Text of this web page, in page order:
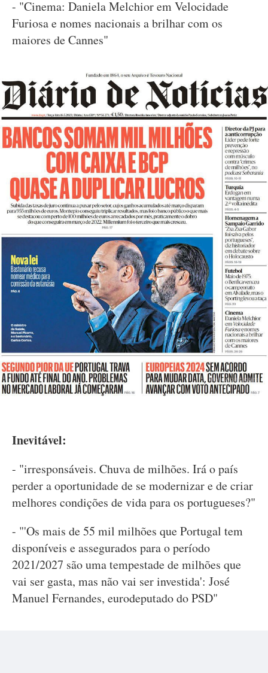
- "Cinema: Daniela Melchior em Velocidade
Furiosa e nomes nacionais a brilhar com os
maiores de Cannes"
Inevitável:
- "irresponsáveis. Chuva de milhões. Irá o país
perder a oportunidade de se modernizar e de criar
melhores condições de vida para os portugueses?"
- "'Os mais de 55 mil milhões que Portugal tem
disponíveis e assegurados para o período
2021/2027 são uma tempestade de milhões que
vai ser gasta, mas não vai ser investida': José
Manuel Fernandes, eurodeputado do PSD"